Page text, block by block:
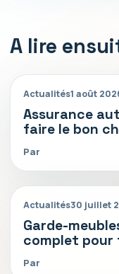
A lire
Actualités1 août
Assurance
faire le bon
Par
Actualités30 juillet
Garde-
complet pour
Par